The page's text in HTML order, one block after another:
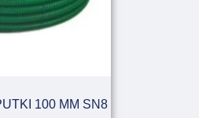
100 MM SN8